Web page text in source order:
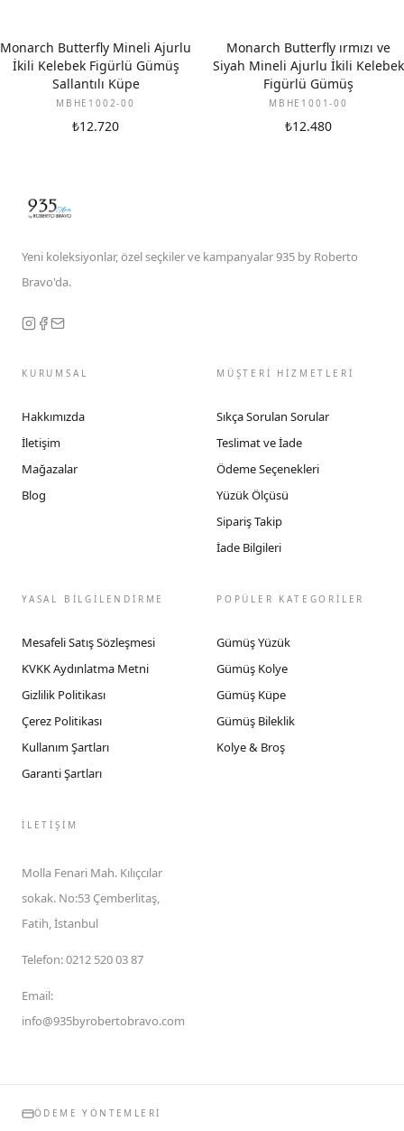
Monarch Butterfly Mineli Ajurlu
İkili Kelebek Figürlü Gümüş
Sallantılı Küpe
MBHE1002-00
₺12.720
Monarch Butterfly ırmızı ve
Siyah Mineli Ajurlu İkili Kelebek
Figürlü Gümüş
MBHE1001-00
₺12.480
Yeni koleksiyonlar, özel seçkiler ve kampanyalar 935 by Roberto
Bravo'da.
KURUMSAL
Hakkımızda
İletişim
Mağazalar
Blog
MÜŞTERİ HİZMETLERİ
Sıkça Sorulan Sorular
Teslimat ve İade
Ödeme Seçenekleri
Yüzük Ölçüsü
Sipariş Takip
İade Bilgileri
YASAL BİLGİLENDİRME
Mesafeli Satış Sözleşmesi
KVKK Aydınlatma Metni
Gizlilik Politikası
Çerez Politikası
Kullanım Şartları
Garanti Şartları
POPÜLER KATEGORİLER
Gümüş Yüzük
Gümüş Kolye
Gümüş Küpe
Gümüş Bileklik
Kolye & Broş
İLETIŞIM
Molla Fenari Mah. Kılıçcılar
sokak. No:53 Çemberlitaş,
Fatih, İstanbul
Telefon:0212 520 03 87
Email:
info@935byrobertobravo.com
ÖDEME YÖNTEMLERI